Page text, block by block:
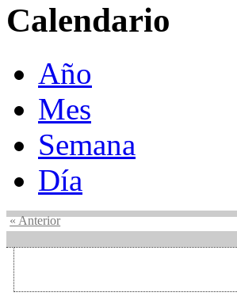
Calendario
Año
Mes
Semana
Día
« Anterior